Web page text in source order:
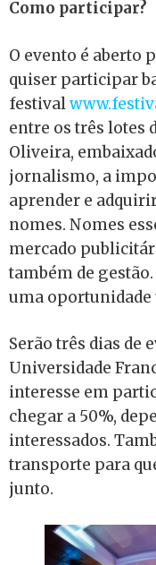
Como participar?
O evento é aberto
quiser participar
festival
entre os três lotes
Oliveira,
jornalismo, a
aprender e
nomes. Nomes
mercado
também de
uma oportunidade
Serão três dias de
Universidade
interesse em
chegar a 50%,
interessados.
transporte para
junto.